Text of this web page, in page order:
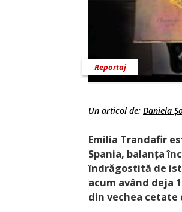
Reportaj
Un articol de: Daniela
Emilia Trandafir
Spania, balanța
îndrăgostită de
acum având deja
din vechea cetate